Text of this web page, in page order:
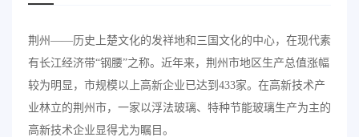
荆州——历史上楚文化的发祥地和三国文化的中心，在现代素
有长江经济带“钢腰”之称。近年来，荆州市地区生产总值涨幅
较为明显，市规模以上高新企业已达到433家。在高新技术产
业林立的荆州市，一家以浮法玻璃、特种节能玻璃生产为主的
高新技术企业显得尤为瞩目。